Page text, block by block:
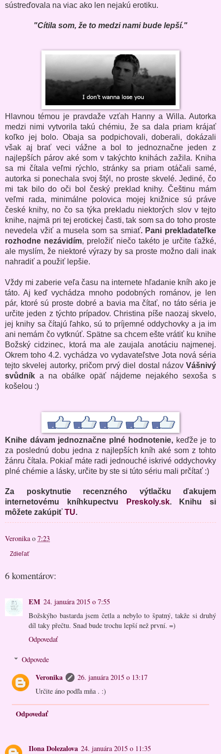
sústreďovala na viac ako len nejakú erotiku.
"Cítila som, že to medzi nami bude lepší."
Hlavnou témou je pravdaže vzťah Hanny a Willa. Autorka
medzi nimi vytvorila takú chémiu, že sa dala priam krájať
koľko jej bolo. Obaja sa podpichovali, doberali, dokázali
však aj brať veci vážne a bol to jednoznačne jeden z
najlepších párov aké som v takýchto knihách zažila. Kniha
sa mi čítala veľmi rýchlo, stránky sa priam otáčali samé,
autorka si ponechala svoj štýl, no proste skvelé. Jediné, čo
mi tak bilo do oči bol český preklad knihy. Češtinu mám
veľmi rada, minimálne polovica mojej knižnice sú práve
české knihy, no čo sa týka prekladu niektorých slov v tejto
knihe, najmä pri tej erotickej časti, tak som sa do toho proste
nevedela vžiť a musela som sa smiať. Pani prekladateľke
rozhodne nezávidím, preložiť niečo takéto je určite ťažké,
ale myslím, že niektoré výrazy by sa proste možno dali inak
nahradiť a použiť lepšie.
Vždy mi zaberie veľa času na internete hľadanie kníh ako je
táto. Aj keď vychádza mnoho podobných románov, je len
pár, ktoré sú proste dobré a bavia ma čítať, no táto séria je
určite jeden z týchto prípadov. Christina píše naozaj skvelo,
jej knihy sa čítajú ľahko, sú to príjemné oddychovky a ja im
ani nemám čo vytknúť. Spätne sa chcem ešte vrátiť ku knihe
Božský cidzinec, ktorá ma ale zaujala anotáciu najmenej.
Okrem toho 4.2. vychádza vo vydavateľstve Jota nová séria
tejto skvelej autorky, pričom prvý diel dostal názov Vášnivý
svůdník a na obálke opäť nájdeme nejakého sexoša s
košelou :)
Knihe dávam jednoznačne plné hodnotenie, keďže je to
za poslednú dobu jedna z najlepších kníh aké som z tohto
žánru čítala. Pokiaľ máte radi jednouché iskrivé oddychovky
plné chémie a lásky, určite by ste si túto sériu mali prčítať :)
Za poskytnutie recenzného výtlačku ďakujem
internetovému kníhkupectvu
Preskoly.sk. Knihu si
môžete zakúpiť TU.
Veronika o 7:23
Zdieľať
6 komentárov:
EM 24. januára 2015 o 7:55
Božskýho bastarda jsem četla a nebylo to špatný, takže si druhý
díl taky přečtu. Snad bude trochu lepší než první. =)
Odpovedať
Odpovede
Veronika
26. januára 2015 o 13:17
Určite áno podľa mňa . :)
Odpovedať
Ilona Dolezalova 24. januára 2015 o 11:35